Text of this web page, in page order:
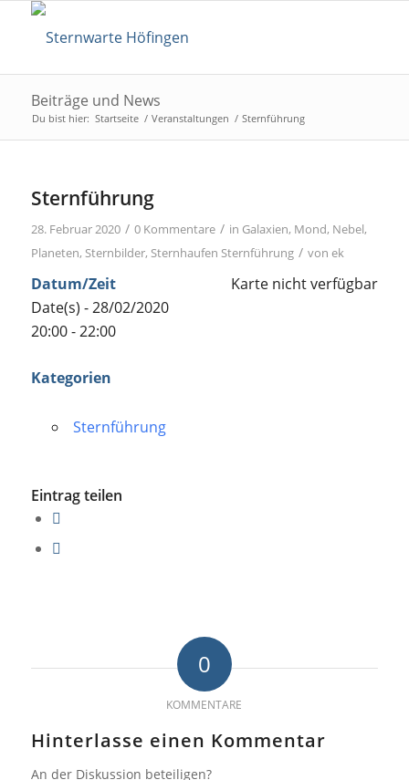
Beiträge und News
Du bist hier: Startseite / Veranstaltungen / Sternführung
Sternführung
28. Februar 2020 / 0 Kommentare / in Galaxien, Mond, Nebel,
Planeten, Sternbilder, Sternhaufen Sternführung / von ek
Karte nicht verfügbar
Datum/Zeit
Date(s) - 28/02/2020
20:00 - 22:00
Kategorien
Sternführung
Eintrag teilen
0
KOMMENTARE
Hinterlasse einen Kommentar
An der Diskussion beteiligen?